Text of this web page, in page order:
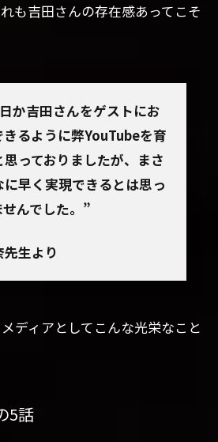
も吉田さんの存在感あってこそ
か吉田さんをゲストにお
きるように弊YouTubeを育
思っておりましたが、まさ
に早く実現できるとは思っ
んでした。”
生より
ィアとしてこんな光栄なこと
5話